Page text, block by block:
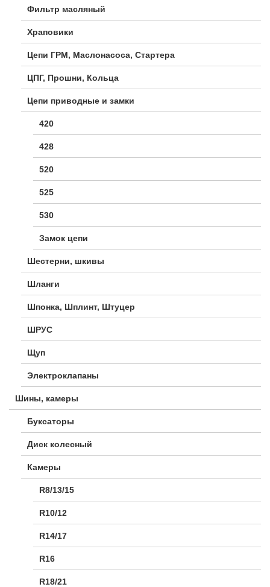
Фильтр масляный
Храповики
Цепи ГРМ, Маслонасоса, Стартера
ЦПГ, Прошни, Кольца
Цепи приводные и замки
420
428
520
525
530
Замок цепи
Шестерни, шкивы
Шланги
Шпонка, Шплинт, Штуцер
ШРУС
Щуп
Электроклапаны
Шины, камеры
Буксаторы
Диск колесный
Камеры
R8/13/15
R10/12
R14/17
R16
R18/21